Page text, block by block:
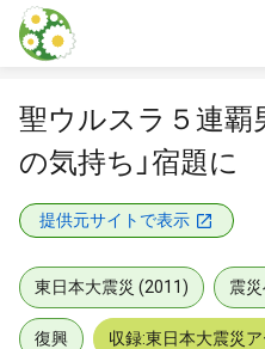
本文に飛ぶ
聖ウルスラ５連覇
の気持ち」宿題に
提供元サイトで表示
東日本大震災 (2011) 震
復興 収録:東日本大震災